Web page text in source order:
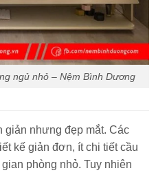
ngủ nhỏ – Nệm Bình Dương
nhưng đẹp mắt. Các
kế giản đơn, ít chi tiết cầu
phòng nhỏ. Tuy nhiên